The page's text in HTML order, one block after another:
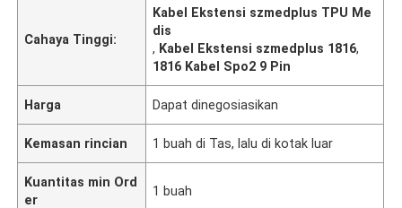
Cahaya Tinggi:
Kabel Ekstensi szmedplus TPU Me
dis
, Kabel Ekstensi szmedplus 1816,
1816 Kabel Spo2 9 Pin
Harga Dapat dinegosiasikan
Kemasan rincian 1 buah di Tas, lalu di kotak luar
Kuantitas min Ord
er
1 buah